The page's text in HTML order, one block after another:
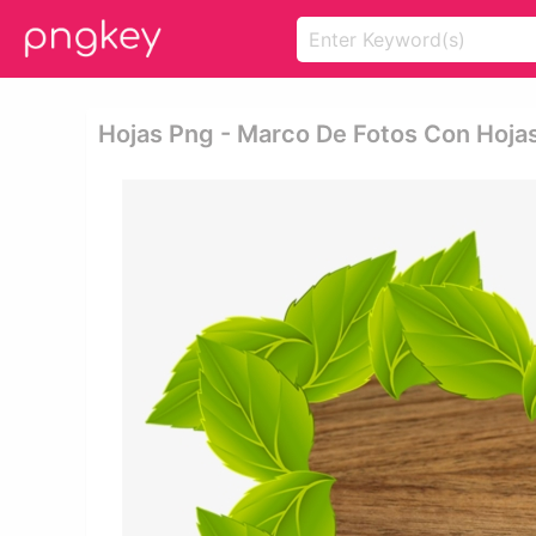
Hojas Png - Marco De Fotos Con